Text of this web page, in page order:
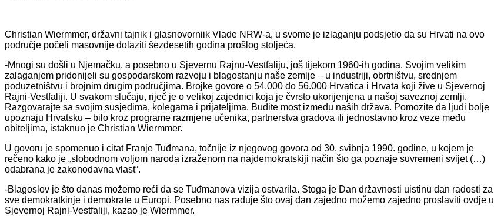
Christian Wiermmer, državni tajnik i glasnovorniik Vlade NRW-a, u svome je izlaganju podsjetio da su Hrvati na ovo
područje počeli masovnije dolaziti šezdesetih godina prošlog stoljeća.
-Mnogi su došli u Njemačku, a posebno u Sjevernu Rajnu-Vestfaliju, još tijekom 1960-ih godina. Svojim velikim
zalaganjem pridonijeli su gospodarskom razvoju i blagostanju naše zemlje – u industriji, obrtništvu, srednjem
poduzetništvu i brojnim drugim područjima. Brojke govore o 54.000 do 56.000 Hrvatica i Hrvata koji žive u Sjevernoj
Rajni-Vestfaliji. U svakom slučaju, riječ je o velikoj zajednici koja je čvrsto ukorijenjena u našoj saveznoj zemlji.
Razgovarajte sa svojim susjedima, kolegama i prijateljima. Budite most između naših država. Pomozite da ljudi bolje
upoznaju Hrvatsku – bilo kroz programe razmjene učenika, partnerstva gradova ili jednostavno kroz veze među
obiteljima, istaknuo je Christian Wiermmer.
U govoru je spomenuo i citat Franje Tuđmana, točnije iz njegovog govora od 30. svibnja 1990. godine, u kojem je
rečeno kako je „slobodnom voljom naroda izraženom na najdemokratskiji način što ga poznaje suvremeni svijet (…)
odabrana je zakonodavna vlast“.
-Blagoslov je što danas možemo reći da se Tuđmanova vizija ostvarila. Stoga je Dan državnosti uistinu dan radosti za
sve demokratkinje i demokrate u Europi. Posebno nas raduje što ovaj dan zajedno možemo zajedno proslaviti ovdje u
Sjevernoj Rajni-Vestfaliji, kazao je Wiermmer.